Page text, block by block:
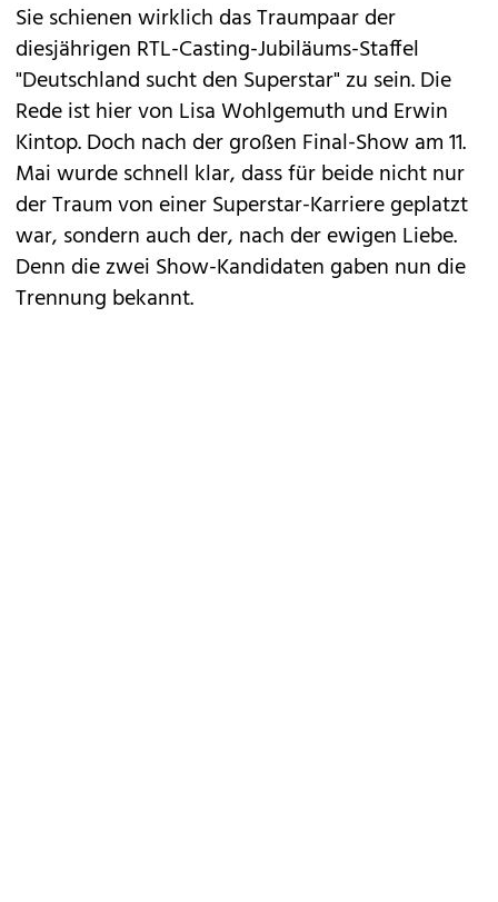
Sie schienen wirklich das Traumpaar der
diesjährigen RTL-Casting-Jubiläums-Staffel
"Deutschland sucht den Superstar" zu sein. Die
Rede ist hier von Lisa Wohlgemuth und Erwin
Kintop. Doch nach der großen Final-Show am 11.
Mai wurde schnell klar, dass für beide nicht nur
der Traum von einer Superstar-Karriere geplatzt
war, sondern auch der, nach der ewigen Liebe.
Denn die zwei Show-Kandidaten gaben nun die
Trennung bekannt.